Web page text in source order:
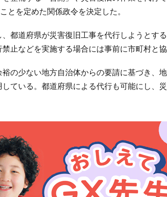
とを定めた関係政令を決定した。
都道府県が災害復旧工事を代行しようとす
止などを実施する場合には事前に市町村と
の少ない地方自治体からの要請に基づき、
ている。都道府県による代行も可能にし、災